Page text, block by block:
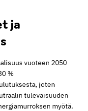
ja
vuoteen 2050
%
joten
tulevaisuuden
myötä.